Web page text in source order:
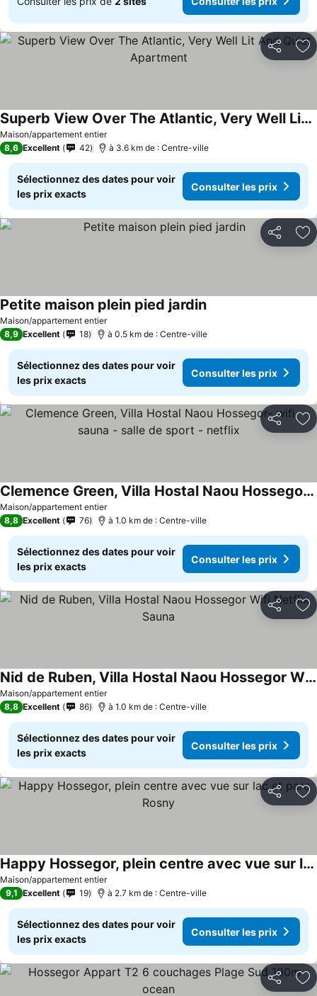
Partager
Maison/appartement entier
Superb View Over The Atlantic, Very Well Lit And Quiet Apartment
8,6 Excellent 42 à 3.6 km de : Centre-ville
Sélectionnez des dates pour voir
les prix exacts
Consulter les prix
Partager
Maison/appartement entier
Petite maison plein pied jardin
8,9 Excellent 18 à 0.5 km de : Centre-ville
Sélectionnez des dates pour voir
les prix exacts
Consulter les prix
Partager
Maison/appartement entier
Clemence Green, Villa Hostal Naou Hossegor- wifi - sauna - salle de sport - netflix
8,8 Excellent 76 à 1.0 km de : Centre-ville
Sélectionnez des dates pour voir
les prix exacts
Consulter les prix
Partager
Maison/appartement entier
Nid de Ruben, Villa Hostal Naou Hossegor Wifi Netflix Sauna
8,8 Excellent 86 à 1.0 km de : Centre-ville
Sélectionnez des dates pour voir
les prix exacts
Consulter les prix
Partager
Maison/appartement entier
Happy Hossegor, plein centre avec vue sur lac et parc Rosny
9,1 Excellent 19 à 2.7 km de : Centre-ville
Sélectionnez des dates pour voir
les prix exacts
Consulter les prix
Partager